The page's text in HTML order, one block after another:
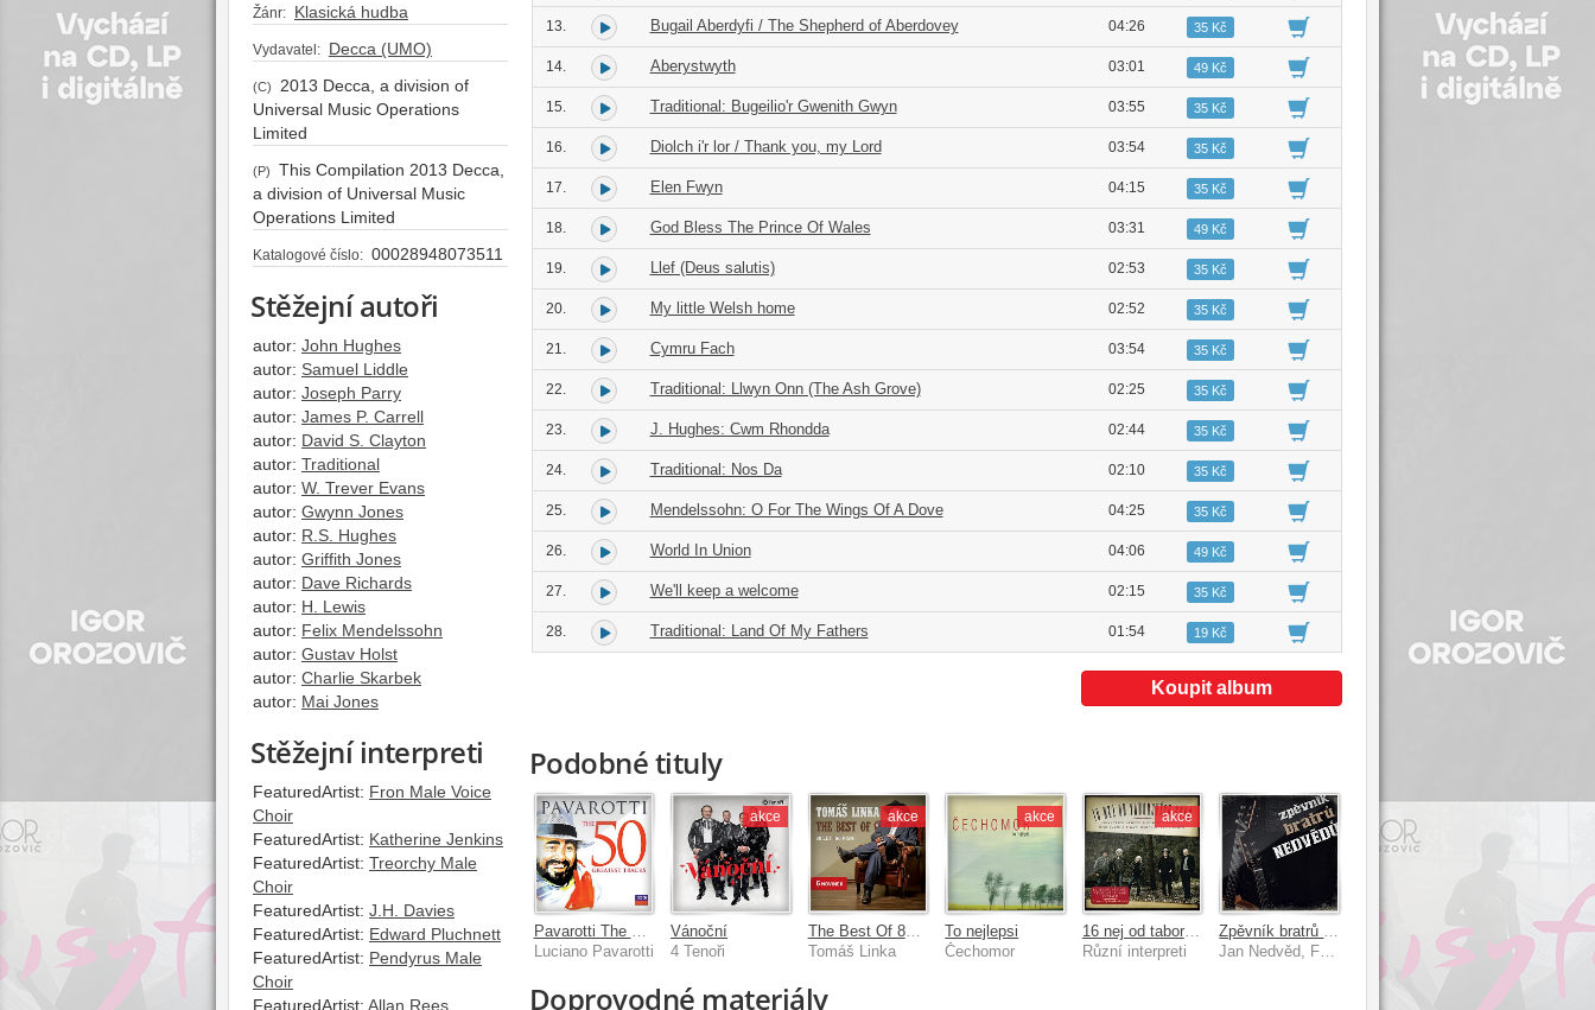
Žánr: Klasická hudba
Vydavatel: Decca (UMO)
(C)
2013 Decca, a division of
Universal Music Operations
Limited
(P)
This Compilation 2013 Decca,
a division of Universal Music
Operations Limited
Katalogové číslo: 00028948073511
Stěžejní autoři
autor: John Hughes
autor: Samuel Liddle
autor: Joseph Parry
autor: James P. Carrell
autor: David S. Clayton
autor: Traditional
autor: W. Trever Evans
autor: Gwynn Jones
autor: R.S. Hughes
autor: Griffith Jones
autor: Dave Richards
autor: H. Lewis
autor: Felix Mendelssohn
autor: Gustav Holst
autor: Charlie Skarbek
autor: Mai Jones
Stěžejní interpreti
FeaturedArtist: Fron Male Voice
Choir
FeaturedArtist: Katherine Jenkins
FeaturedArtist: Treorchy Male
Choir
FeaturedArtist: J.H. Davies
FeaturedArtist: Edward Pluchnett
FeaturedArtist: Pendyrus Male
Choir
FeaturedArtist: Allan Rees
13. Bugail Aberdyfi / The Shepherd of Aberdovey 04:26 35 Kč
14. Aberystwyth 03:01 49 Kč
15. Traditional: Bugeilio'r Gwenith Gwyn 03:55 35 Kč
16. Diolch i'r lor / Thank you, my Lord 03:54 35 Kč
17. Elen Fwyn 04:15 35 Kč
18. God Bless The Prince Of Wales 03:31 49 Kč
19. Llef (Deus salutis) 02:53 35 Kč
20. My little Welsh home 02:52 35 Kč
21. Cymru Fach 03:54 35 Kč
22. Traditional: Llwyn Onn (The Ash Grove) 02:25 35 Kč
23. J. Hughes: Cwm Rhondda 02:44 35 Kč
24. Traditional: Nos Da 02:10 35 Kč
25. Mendelssohn: O For The Wings Of A Dove 04:25 35 Kč
26. World In Union 04:06 49 Kč
27. We'll keep a welcome 02:15 35 Kč
28. Traditional: Land Of My Fathers 01:54 19 Kč
Koupit album
Podobné tituly
Luciano Pavarotti
akce
Vánoční
4 Tenoři
akce
The Best Of 80 let / 60 písní
Tomáš Linka
akce
To nejlepsi
Čechomor
akce
16 nej od taborovych ohnu
Různí interpreti
Doprovodné materiály